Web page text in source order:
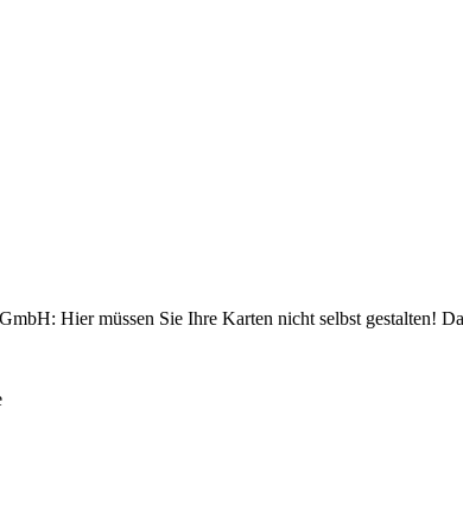
Hier müssen Sie Ihre Karten nicht selbst gestalten!